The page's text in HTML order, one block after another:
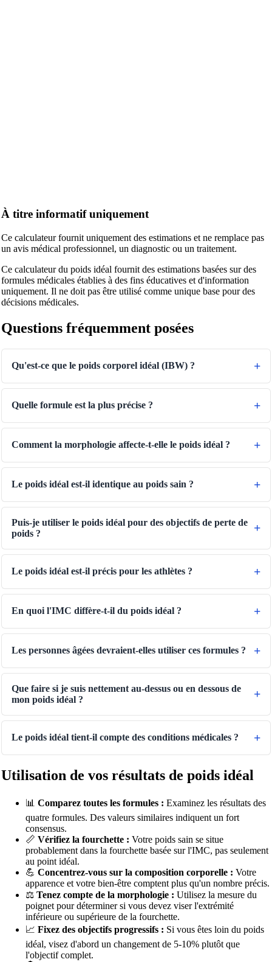
À titre informatif uniquement
Ce calculateur fournit uniquement des estimations et ne remplace pas
un avis médical professionnel, un diagnostic ou un traitement.
Ce calculateur du poids idéal fournit des estimations basées sur des
formules médicales établies à des fins éducatives et d'information
uniquement. Il ne doit pas être utilisé comme unique base pour des
décisions médicales.
Questions fréquemment posées
Qu'est-ce que le poids corporel idéal (IBW) ?
Quelle formule est la plus précise ?
Comment la morphologie affecte-t-elle le poids idéal ?
Le poids idéal est-il identique au poids sain ?
Puis-je utiliser le poids idéal pour des objectifs de perte de
poids ?
Le poids idéal est-il précis pour les athlètes ?
En quoi l'IMC diffère-t-il du poids idéal ?
Les personnes âgées devraient-elles utiliser ces formules ?
Que faire si je suis nettement au-dessus ou en dessous de
mon poids idéal ?
Le poids idéal tient-il compte des conditions médicales ?
Utilisation de vos résultats de poids idéal
📊 Comparez toutes les formules : Examinez les résultats des
quatre formules. Des valeurs similaires indiquent un fort
consensus.
📏 Vérifiez la fourchette : Votre poids sain se situe
probablement dans la fourchette basée sur l'IMC, pas seulement
au point idéal.
💪 Concentrez-vous sur la composition corporelle : Votre
apparence et votre bien‑être comptent plus qu'un nombre précis.
⚖️ Tenez compte de la morphologie : Utilisez la mesure du
poignet pour déterminer si vous devez viser l'extrémité
inférieure ou supérieure de la fourchette.
📈 Fixez des objectifs progressifs : Si vous êtes loin du poids
idéal, visez d'abord un changement de 5-10% plutôt que
l'objectif complet.